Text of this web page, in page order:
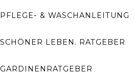
PFLEGE- & WASCHANLEITUNG
SCHÖNER LEBEN. RATGEBER
GARDINENRATGEBER